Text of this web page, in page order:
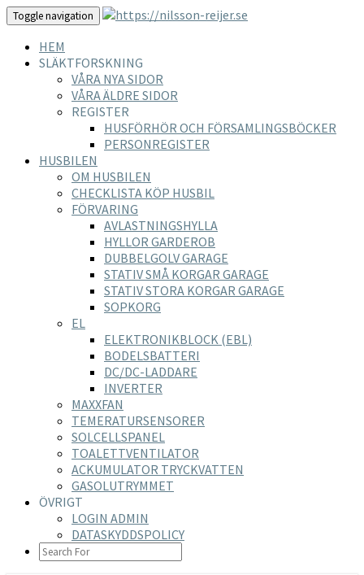
Toggle navigation
HEM
SLÄKTFORSKNING
VÅRA NYA SIDOR
VÅRA ÄLDRE SIDOR
REGISTER
HUSFÖRHÖR OCH FÖRSAMLINGSBÖCKER
PERSONREGISTER
HUSBILEN
OM HUSBILEN
CHECKLISTA KÖP HUSBIL
FÖRVARING
AVLASTNINGSHYLLA
HYLLOR GARDEROB
DUBBELGOLV GARAGE
STATIV SMÅ KORGAR GARAGE
STATIV STORA KORGAR GARAGE
SOPKORG
EL
ELEKTRONIKBLOCK (EBL)
BODELSBATTERI
DC/DC-LADDARE
INVERTER
MAXXFAN
TEMERATURSENSORER
SOLCELLSPANEL
TOALETTVENTILATOR
ACKUMULATOR TRYCKVATTEN
GASOLUTRYMMET
ÖVRIGT
LOGIN ADMIN
DATASKYDDSPOLICY
SEARCH
ICON